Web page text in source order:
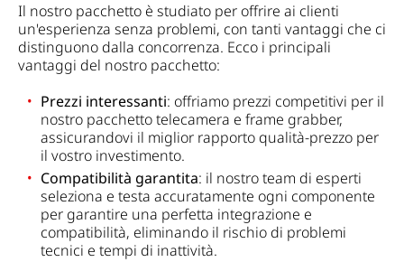
Il nostro pacchetto è studiato per offrire ai clienti
un'esperienza senza problemi, con tanti vantaggi che ci
distinguono dalla concorrenza. Ecco i principali
vantaggi del nostro pacchetto:
Prezzi interessanti: offriamo prezzi competitivi per il
nostro pacchetto telecamera e frame grabber,
assicurandovi il miglior rapporto qualità-prezzo per
il vostro investimento.
Compatibilità garantita: il nostro team di esperti
seleziona e testa accuratamente ogni componente
per garantire una perfetta integrazione e
compatibilità, eliminando il rischio di problemi
tecnici e tempi di inattività.